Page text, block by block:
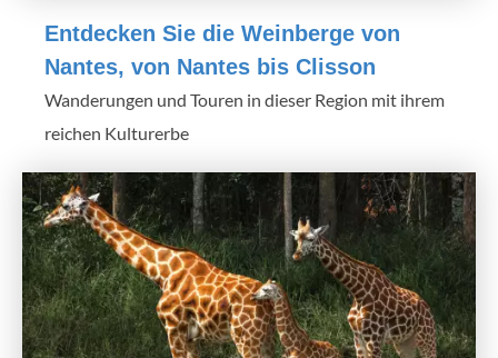
Entdecken Sie die Weinberge von
Nantes, von Nantes bis Clisson
Wanderungen und Touren in dieser Region mit ihrem
reichen Kulturerbe